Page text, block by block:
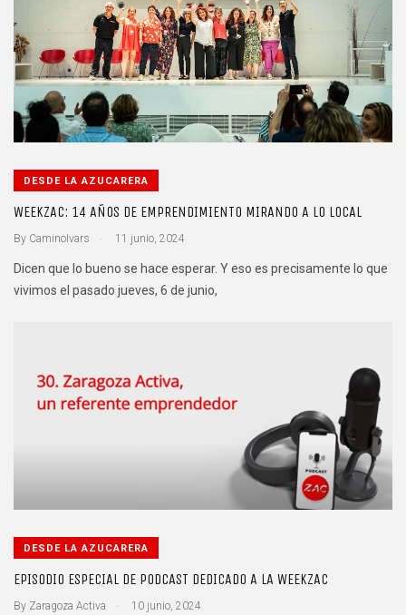
DESDE LA AZUCARERA
WEEKZAC: 14 AÑOS DE EMPRENDIMIENTO MIRANDO A LO LOCAL
By CaminoIvars 11 junio, 2024
Dicen que lo bueno se hace esperar. Y eso es precisamente lo que
vivimos el pasado jueves, 6 de junio,
DESDE LA AZUCARERA
EPISODIO ESPECIAL DE PODCAST DEDICADO A LA WEEKZAC
By Zaragoza Activa 10 junio, 2024